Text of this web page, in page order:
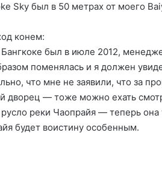
Sky был в 50 метрах от моего
конем:
Бангкоке был в июле 2012,
поменялась и я должен
что мне не заявили, что за
дворец — тоже можно ехать
реки Чаопрайя — теперь
будет воистину особенным.